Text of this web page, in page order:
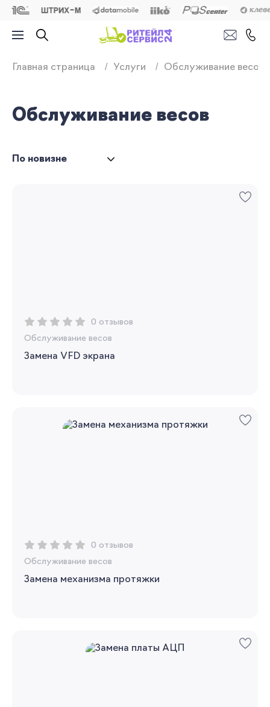
Продажа,
Главная страница Услуги Обслуживание весов
Обслуживание весов
По новизне
0 отзывов
Обслуживание весов
Замена VFD экрана
0 отзывов
Обслуживание весов
Замена механизма протяжки